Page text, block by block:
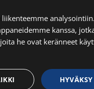
kanssa,
he ovat keränneet